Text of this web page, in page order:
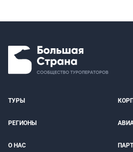
ТУРЫ
РЕГИОНЫ
О НАС